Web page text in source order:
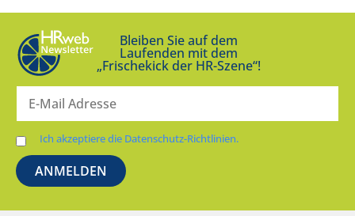
Bleiben Sie auf dem
Laufenden mit dem
„Frischekick der HR-Szene“!
Ich akzeptiere die Datenschutz-Richtlinien.